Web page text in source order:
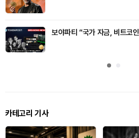
보야파티 “국가 자금, 비트코
카테고리 기사